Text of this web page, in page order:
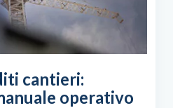
cantieri:
operativo